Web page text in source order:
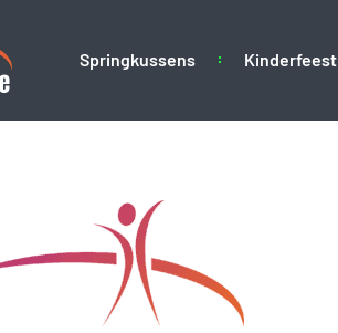
Springkussens Kinderfeest